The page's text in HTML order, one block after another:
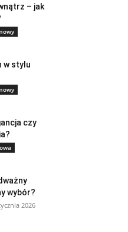
– jak
w stylu
czy
wybór?
2026